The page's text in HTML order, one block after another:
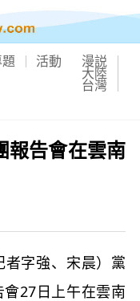
活動 漫説
大陸
台灣
報告會在雲南
字強、宋晨）黨
27日上午在雲南